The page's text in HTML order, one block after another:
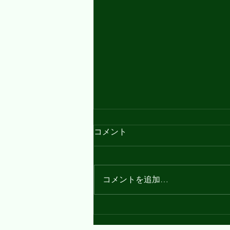
今日の『ちょっと勉』㉞キャ
となってしまいました...💦 I hope
you're all doing well! 今日の『ち
て本格的なキャンプに行ったの
コメント
コメントを追加…